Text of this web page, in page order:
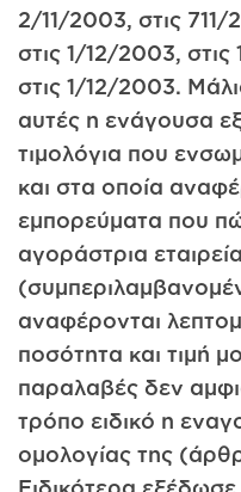
2/11/2003, στις 711/
στις 1/12/2003,
στις 1/12/2003.
αυτές η ενάγουσα
τιμολόγια που
και στα οποία
εμπορεύματα που
αγοράστρια
αναφέρονται
ποσότητα και τιμή
παραλαβές δεν
τρόπο ειδικό η
ομολογίας της